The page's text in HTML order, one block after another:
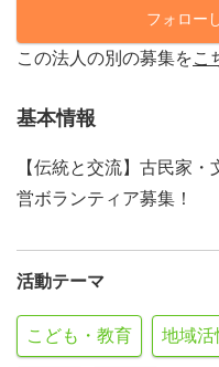
フォロー
この法人の別の募集をこ
基本情報
【伝統と交流】古民家
営ボランティア募集！
活動テーマ
こども・教育 地域活